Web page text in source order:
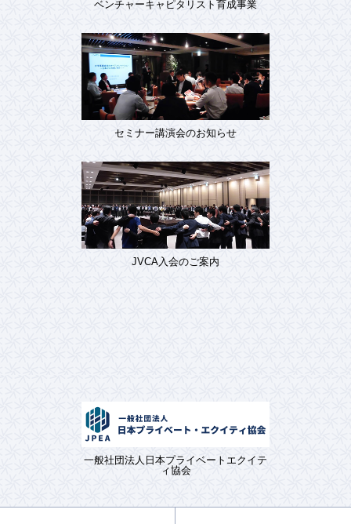
ベンチャーキャピタリスト育成事業
セミナー講演会のお知らせ
JVCA入会のご案内
一般社団法人日本プライベートエクイテ
ィ協会